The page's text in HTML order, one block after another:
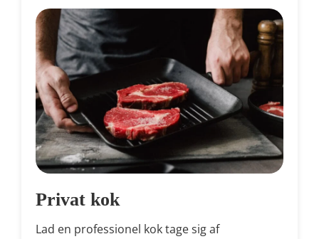
Privat kok
Lad en professionel kok tage sig af